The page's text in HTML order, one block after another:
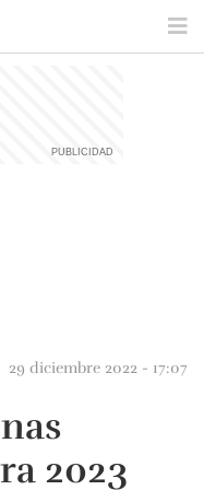
29 diciembre 2022 - 17:07
2023